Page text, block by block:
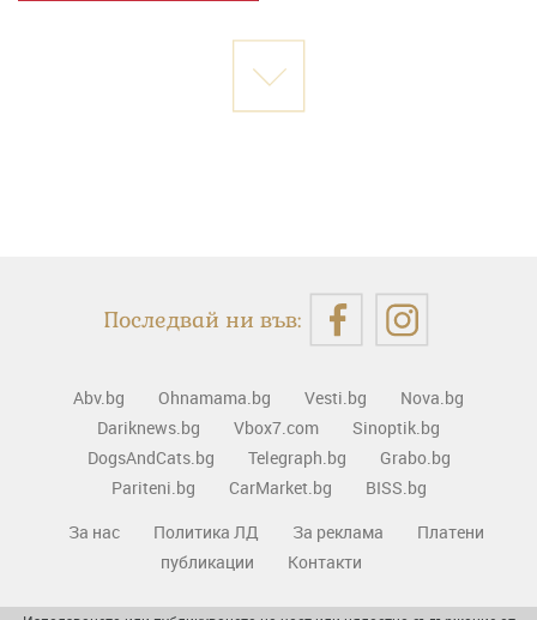
Последвай ни във:
Abv.bg Ohnamama.bg Vesti.bg
Nova.bg
Dariknews.bg
Vbox7.com
Sinoptik.bg
DogsAndCats.bg
Telegraph.bg
Grabo.bg
Pariteni.bg
CarMarket.bg
BISS.bg
За нас
Политика ЛД За реклама
Платени
публикации
Контакти